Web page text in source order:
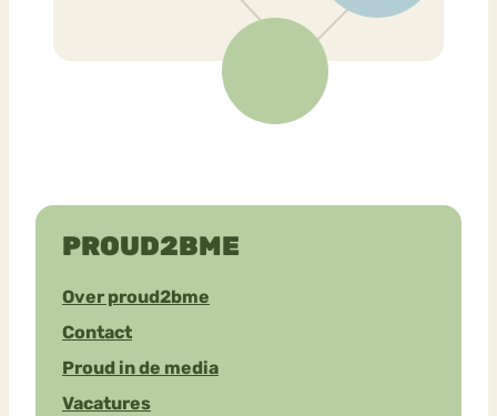
PROUD2BME
Over proud2bme
Contact
Proud in de media
Vacatures